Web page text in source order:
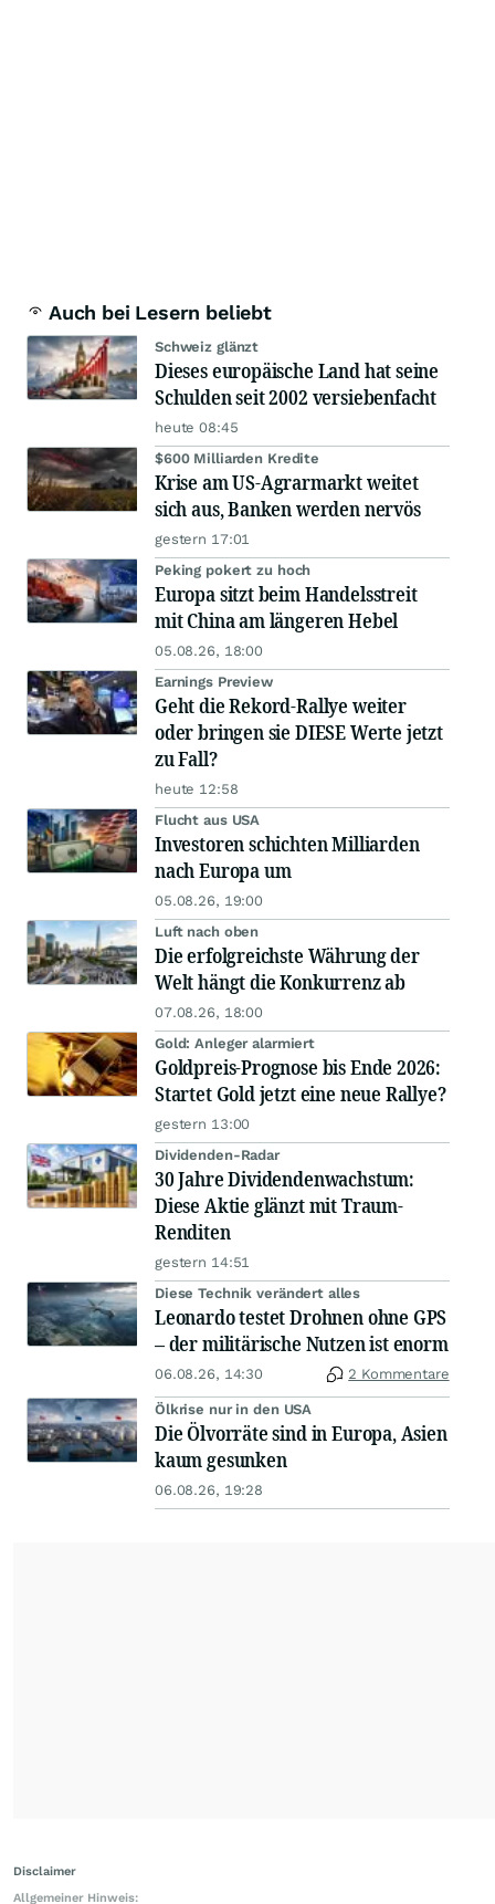
Auch bei Lesern beliebt
Schweiz glänzt
Dieses europäische Land hat seine
Schulden seit 2002 versiebenfacht
heute 08:45
$600 Milliarden Kredite
Krise am US-Agrarmarkt weitet
sich aus, Banken werden nervös
gestern 17:01
Peking pokert zu hoch
Europa sitzt beim Handelsstreit
mit China am längeren Hebel
05.08.26, 18:00
Earnings Preview
Geht die Rekord-Rallye weiter
oder bringen sie DIESE Werte jetzt
zu Fall?
heute 12:58
Flucht aus USA
Investoren schichten Milliarden
nach Europa um
05.08.26, 19:00
Luft nach oben
Die erfolgreichste Währung der
Welt hängt die Konkurrenz ab
07.08.26, 18:00
Gold: Anleger alarmiert
Goldpreis-Prognose bis Ende 2026:
Startet Gold jetzt eine neue Rallye?
gestern 13:00
Dividenden-Radar
30 Jahre Dividendenwachstum:
Diese Aktie glänzt mit Traum-
Renditen
gestern 14:51
Diese Technik verändert alles
Leonardo testet Drohnen ohne GPS
– der militärische Nutzen ist enorm
06.08.26, 14:30 2 Kommentare
Ölkrise nur in den USA
Die Ölvorräte sind in Europa, Asien
kaum gesunken
06.08.26, 19:28
Disclaimer
Allgemeiner Hinweis: